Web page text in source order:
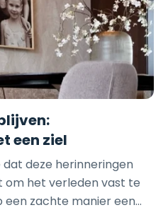
een ziel
dat deze herinneringen
om het verleden vast te
een zachte manier een